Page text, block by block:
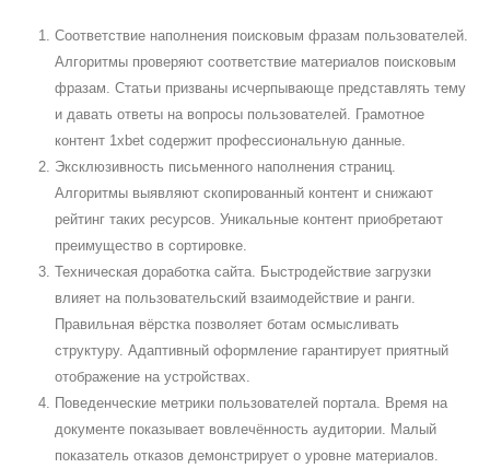
Соответствие наполнения поисковым фразам пользователей.
Алгоритмы проверяют соответствие материалов поисковым
фразам. Статьи призваны исчерпывающе представлять тему
и давать ответы на вопросы пользователей. Грамотное
контент 1xbet содержит профессиональную данные.
Эксклюзивность письменного наполнения страниц.
Алгоритмы выявляют скопированный контент и снижают
рейтинг таких ресурсов. Уникальные контент приобретают
преимущество в сортировке.
Техническая доработка сайта. Быстродействие загрузки
влияет на пользовательский взаимодействие и ранги.
Правильная вёрстка позволяет ботам осмысливать
структуру. Адаптивный оформление гарантирует приятный
отображение на устройствах.
Поведенческие метрики пользователей портала. Время на
документе показывает вовлечённость аудитории. Малый
показатель отказов демонстрирует о уровне материалов.